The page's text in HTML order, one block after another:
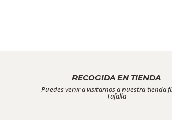
RECOGIDA EN TIENDA
Puedes venir a visitarnos a nuestra tienda
Tafalla